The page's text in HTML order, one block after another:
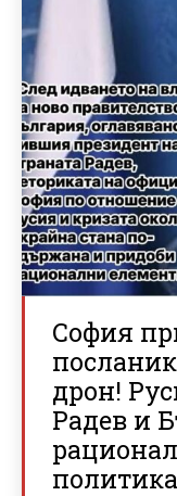
София
дрон!
Радев и